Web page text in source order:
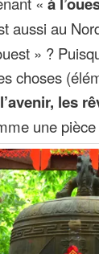
aussi au
» ?
choses
les
une